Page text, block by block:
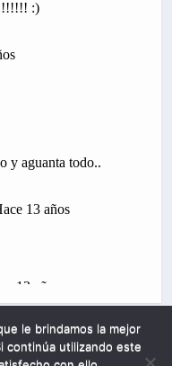
le brindamos la mejor
continúa utilizando este